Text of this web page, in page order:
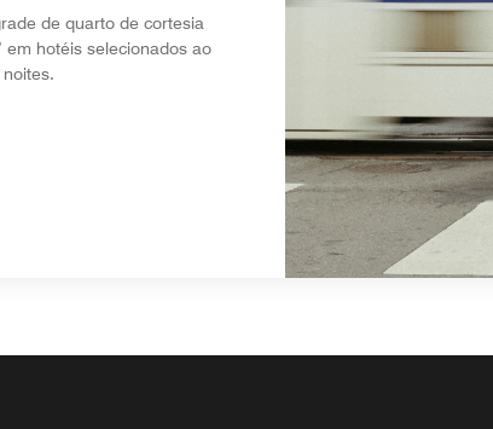
de quarto de cortesia
em hotéis selecionados ao